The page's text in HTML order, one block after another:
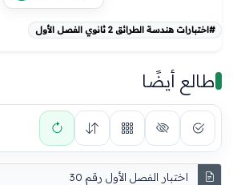
#اختبارات هندسة الطرائق 2 ثانوي الفصل الأول
طالع أيضًا
اختبار الفصل الأول رقم 30